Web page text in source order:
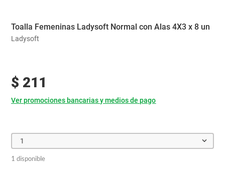
Toalla Femeninas Ladysoft Normal con Alas 4X3 x 8 un
Ladysoft
$ 211
Ver promociones bancarias y medios de pago
1
1 disponible